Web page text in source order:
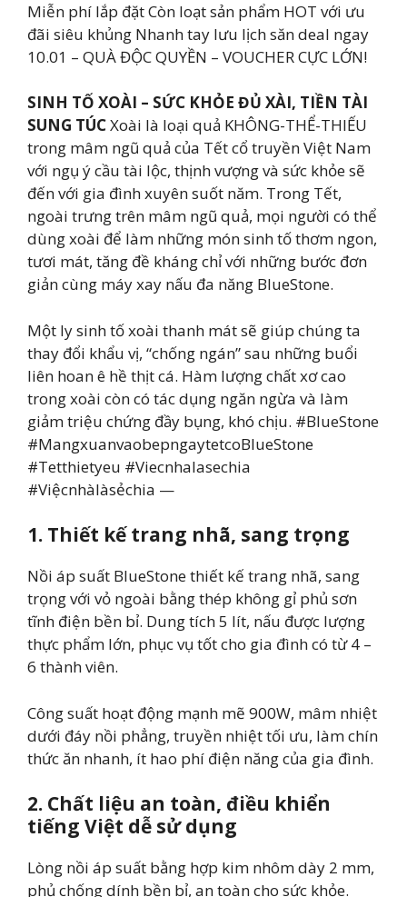
Miễn phí lắp đặt Còn loạt sản phẩm HOT với ưu
đãi siêu khủng Nhanh tay lưu lịch săn deal ngay
10.01 – QUÀ ĐỘC QUYỀN – VOUCHER CỰC LỚN!
SINH TỐ XOÀI – SỨC KHỎE ĐỦ XÀI, TIỀN TÀI
SUNG TÚCXoài là loại quả KHÔNG-THỂ-THIẾU
trong mâm ngũ quả của Tết cổ truyền Việt Nam
với ngụ ý cầu tài lộc, thịnh vượng và sức khỏe sẽ
đến với gia đình xuyên suốt năm. Trong Tết,
ngoài trưng trên mâm ngũ quả, mọi người có thể
dùng xoài để làm những món sinh tố thơm ngon,
tươi mát, tăng đề kháng chỉ với những bước đơn
giản cùng máy xay nấu đa năng BlueStone.
Một ly sinh tố xoài thanh mát sẽ giúp chúng ta
thay đổi khẩu vị, “chống ngán” sau những buổi
liên hoan ê hề thịt cá. Hàm lượng chất xơ cao
trong xoài còn có tác dụng ngăn ngừa và làm
giảm triệu chứng đầy bụng, khó chịu. #BlueStone
#MangxuanvaobepngaytetcoBlueStone
#Tetthietyeu #Viecnhalasechia
#Việcnhàlàsẻchia —
1. Thiết kế trang nhã, sang trọng
Nồi áp suất BlueStone thiết kế trang nhã, sang
trọng với vỏ ngoài bằng thép không gỉ phủ sơn
tĩnh điện bền bỉ. Dung tích 5 lít, nấu được lượng
thực phẩm lớn, phục vụ tốt cho gia đình có từ 4 –
6 thành viên.
Công suất hoạt động mạnh mẽ 900W, mâm nhiệt
dưới đáy nồi phẳng, truyền nhiệt tối ưu, làm chín
thức ăn nhanh, ít hao phí điện năng của gia đình.
2. Chất liệu an toàn, điều khiển
tiếng Việt dễ sử dụng
Lòng nồi áp suất bằng hợp kim nhôm dày 2 mm,
phủ chống dính bền bỉ, an toàn cho sức khỏe.